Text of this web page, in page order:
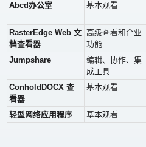
Abcd办公室 基本观看
RasterEdge Web 文
档查看器
高级查看和企业
功能
Jumpshare
编辑、协作、集
成工具
ConholdDOCX 查
看器
基本观看
轻型网络应用程序 基本观看